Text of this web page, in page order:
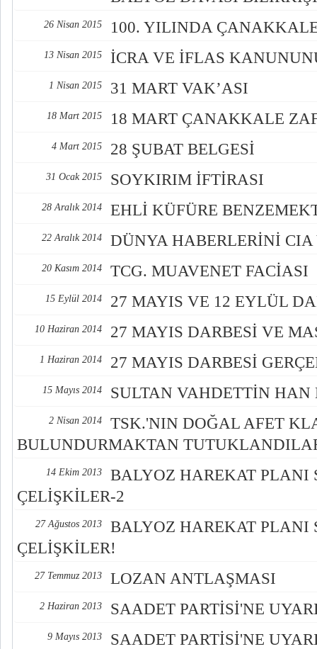
26 Nisan 2015 100. YILINDA
13 Nisan 2015 İCRA VE İFLAS
1 Nisan 2015 31 MART VAK’ASI
18 Mart 2015 18 MART ÇANAKKALE
4 Mart 2015 28 ŞUBAT BELGESİ
31 Ocak 2015 SOYKIRIM İFTİRASI
28 Aralık 2014 EHLİ KÜFÜRE
22 Aralık 2014 DÜNYA HABERLERİNİ
20 Kasım 2014 TCG. MUAVENET FACİASI
15 Eylül 2014 27 MAYIS VE 12 EYLÜL
10 Haziran 2014 27 MAYIS DARBESİ VE
1 Haziran 2014 27 MAYIS DARBESİ
15 Mayıs 2014 SULTAN VAHDETTİN HAN
2 Nisan 2014
TSK.'NIN DOĞAL AFET
BULUNDURMAKTAN
14 Ekim 2013
BALYOZ HAREKAT
ÇELİŞKİLER-2
27 Ağustos 2013
BALYOZ HAREKAT
ÇELİŞKİLER!
27 Temmuz 2013 LOZAN ANTLAŞMASI
2 Haziran 2013 SAADET PARTİSİ'NE
9 Mayıs 2013 SAADET PARTİSİ'NE